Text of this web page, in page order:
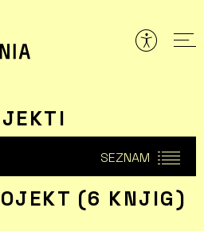
SEZNAM
(6 KNJIG)